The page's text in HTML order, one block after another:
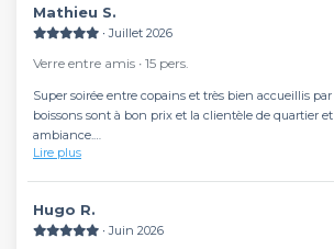
Mathieu S.
∙ Juillet 2026
Verre entre amis ∙ 15 pers.
Super soirée entre copains et très bien accueillis
boissons sont à bon prix et la clientèle de quartier
ambiance.
Mathieu
Lire plus
Hugo R.
∙ Juin 2026